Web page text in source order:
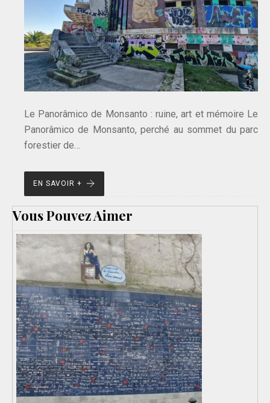
Le Panorâmico de Monsanto : ruine, art et mémoire Le
Panorâmico de Monsanto, perché au sommet du parc
forestier de…
EN SAVOIR +
Vous Pouvez Aimer